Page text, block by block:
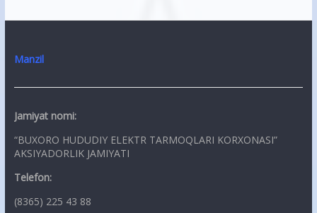
Manzil
Jamiyat nomi:
“BUXORO HUDUDIY ELEKTR TARMOQLARI KORXONASI”
AKSIYADORLIK JAMIYATI
Telefon:
(8365) 225 43 88